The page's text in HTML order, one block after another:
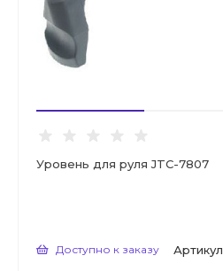
Уровень для руля JTC-7807
Доступно к заказу Артикул